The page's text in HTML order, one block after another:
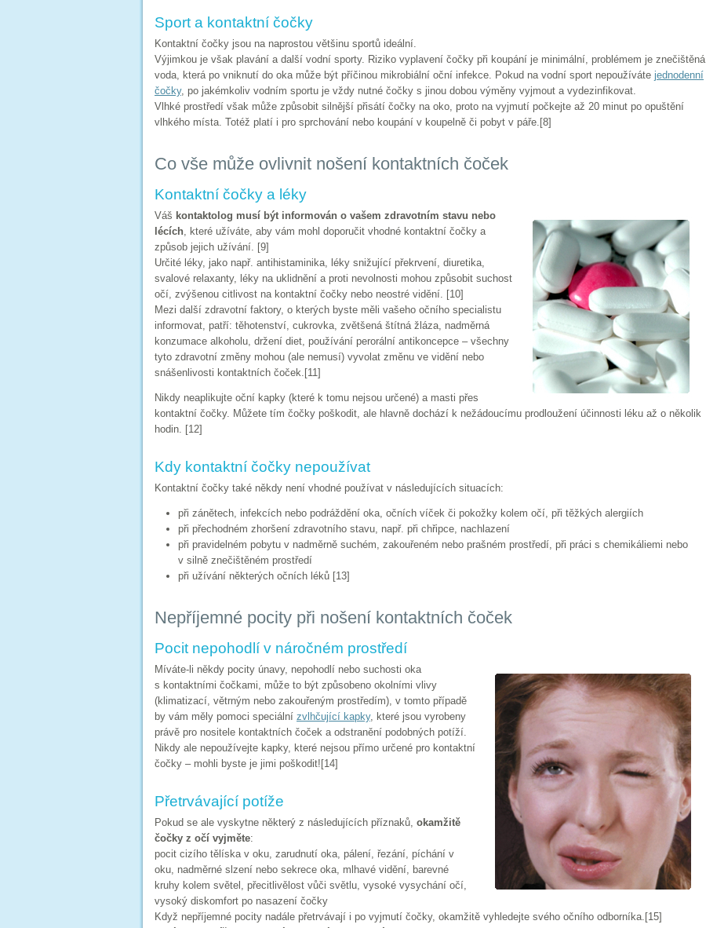
Sport a kontaktní čočky
Kontaktní čočky jsou na naprostou většinu sportů ideální.
Výjimkou je však plavání a další vodní sporty. Riziko vyplavení čočky při koupání je minimální, problémem je znečištěná
voda, která po vniknutí do oka může být příčinou mikrobiální oční infekce. Pokud na vodní sport nepoužíváte jednodenní
čočky, po jakémkoliv vodním sportu je vždy nutné čočky s jinou dobou výměny vyjmout a vydezinfikovat.
Vlhké prostředí však může způsobit silnější přisátí čočky na oko, proto na vyjmutí počkejte až 20 minut po opuštění
vlhkého místa. Totéž platí i pro sprchování nebo koupání v koupelně či pobyt v páře.[8]
Co vše může ovlivnit nošení kontaktních čoček
Kontaktní čočky a léky
Váš kontaktolog musí být informován o vašem zdravotním stavu nebo
lécích, které užíváte, aby vám mohl doporučit vhodné kontaktní čočky a
způsob jejich užívání. [9]
Určité léky, jako např. antihistaminika, léky snižující překrvení, diuretika,
svalové relaxanty, léky na uklidnění a proti nevolnosti mohou způsobit suchost
očí, zvýšenou citlivost na kontaktní čočky nebo neostré vidění. [10]
Mezi další zdravotní faktory, o kterých byste měli vašeho očního specialistu
informovat, patří: těhotenství, cukrovka, zvětšená štítná žláza, nadměrná
konzumace alkoholu, držení diet, používání perorální antikoncepce – všechny
tyto zdravotní změny mohou (ale nemusí) vyvolat změnu ve vidění nebo
snášenlivosti kontaktních čoček.[11]
Nikdy neaplikujte oční kapky (které k tomu nejsou určené) a masti přes
kontaktní čočky. Můžete tím čočky poškodit, ale hlavně dochází k nežádoucímu prodloužení účinnosti léku až o několik
hodin. [12]
Kdy kontaktní čočky nepoužívat
Kontaktní čočky také někdy není vhodné používat v následujících situacích:
při zánětech, infekcích nebo podráždění oka, očních víček či pokožky kolem očí, při těžkých alergiích
při přechodném zhoršení zdravotního stavu, např. při chřipce, nachlazení
při pravidelném pobytu v nadměrně suchém, zakouřeném nebo prašném prostředí, při práci s chemikáliemi nebo
v silně znečištěném prostředí
při užívání některých očních léků [13]
Nepříjemné pocity při nošení kontaktních čoček
Pocit nepohodlí v náročném prostředí
Míváte-li někdy pocity únavy, nepohodlí nebo suchosti oka
s kontaktními čočkami, může to být způsobeno okolními vlivy
(klimatizací, větrným nebo zakouřeným prostředím), v tomto případě
by vám měly pomoci speciální zvlhčující kapky, které jsou vyrobeny
právě pro nositele kontaktních čoček a odstranění podobných potíží.
Nikdy ale nepoužívejte kapky, které nejsou přímo určené pro kontaktní
čočky – mohli byste je jimi poškodit![14]
Přetrvávající potíže
Pokud se ale vyskytne některý z následujících příznaků, okamžitě
čočky z očí vyjměte:
pocit cizího tělíska v oku, zarudnutí oka, pálení, řezání, píchání v
oku, nadměrné slzení nebo sekrece oka, mlhavé vidění, barevné
kruhy kolem světel, přecitlivělost vůči světlu, vysoké vysychání očí,
vysoký diskomfort po nasazení čočky
Když nepříjemné pocity nadále přetrvávají i po vyjmutí čočky, okamžitě vyhledejte svého očního odborníka.[15]